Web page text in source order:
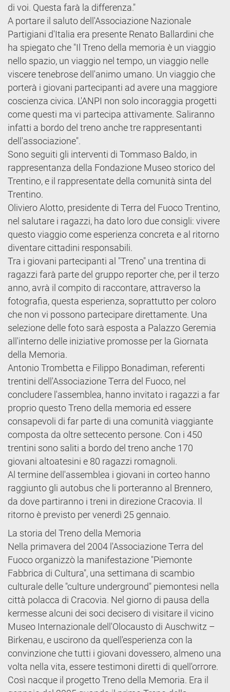
di voi. Questa farà la differenza."
A portare il saluto dell'Associazione Nazionale
Partigiani d'Italia era presente Renato Ballardini che
ha spiegato che "Il Treno della memoria è un viaggio
nello spazio, un viaggio nel tempo, un viaggio nelle
viscere tenebrose dell'animo umano. Un viaggio che
porterà i giovani partecipanti ad avere una maggiore
coscienza civica. L'ANPI non solo incoraggia progetti
come questi ma vi partecipa attivamente. Saliranno
infatti a bordo del treno anche tre rappresentanti
dell'associazione".
Sono seguiti gli interventi di Tommaso Baldo, in
rappresentanza della Fondazione Museo storico del
Trentino, e il rappresentate della comunità sinta del
Trentino.
Oliviero Alotto, presidente di Terra del Fuoco Trentino,
nel salutare i ragazzi, ha dato loro due consigli: vivere
questo viaggio come esperienza concreta e al ritorno
diventare cittadini responsabili.
Tra i giovani partecipanti al "Treno" una trentina di
ragazzi farà parte del gruppo reporter che, per il terzo
anno, avrà il compito di raccontare, attraverso la
fotografia, questa esperienza, soprattutto per coloro
che non vi possono partecipare direttamente. Una
selezione delle foto sarà esposta a Palazzo Geremia
all'interno delle iniziative promosse per la Giornata
della Memoria.
Antonio Trombetta e Filippo Bonadiman, referenti
trentini dell'Associazione Terra del Fuoco, nel
concludere l'assemblea, hanno invitato i ragazzi a far
proprio questo Treno della memoria ed essere
consapevoli di far parte di una comunità viaggiante
composta da oltre settecento persone. Con i 450
trentini sono saliti a bordo del treno anche 170
giovani altoatesini e 80 ragazzi romagnoli.
Al termine dell'assemblea i giovani in corteo hanno
raggiunto gli autobus che li porteranno al Brennero,
da dove partiranno i treni in direzione Cracovia. Il
ritorno è previsto per venerdì 25 gennaio.
La storia del Treno della Memoria
Nella primavera del 2004 l'Associazione Terra del
Fuoco organizzò la manifestazione "Piemonte
Fabbrica di Cultura", una settimana di scambio
culturale delle "culture underground" piemontesi nella
città polacca di Cracovia. Nel giorno di pausa della
kermesse alcuni dei soci decisero di visitare il vicino
Museo Internazionale dell'Olocausto di Auschwitz –
Birkenau, e uscirono da quell'esperienza con la
convinzione che tutti i giovani dovessero, almeno una
volta nella vita, essere testimoni diretti di quell'orrore.
Così nacque il progetto Treno della Memoria. Era il